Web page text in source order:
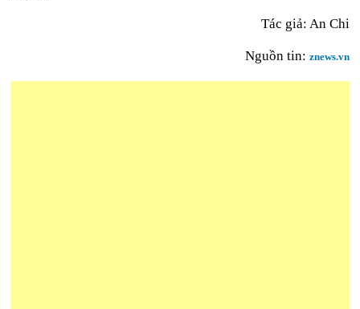
Tác giả: An Chi
Nguồn tin: znews.vn